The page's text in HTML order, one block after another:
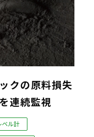
クの原料損失
連続監視
ベル計